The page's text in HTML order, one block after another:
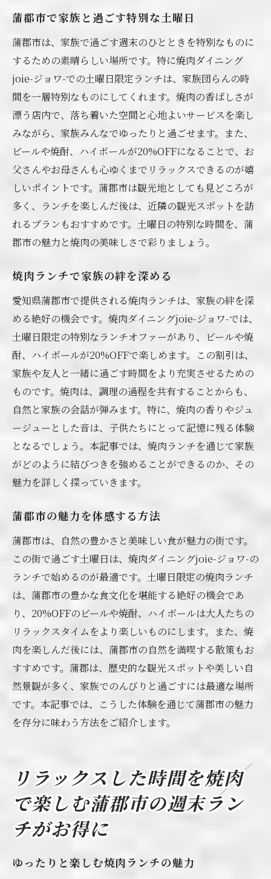
蒲郡市で家族と過ごす特別な土曜日
蒲郡市は、家族で過ごす週末のひとときを特別なものに
するための素晴らしい場所です。特に焼肉ダイニング
joie-ジョワ-での土曜日限定ランチは、家族団らんの時
間を一層特別なものにしてくれます。焼肉の香ばしさが
漂う店内で、落ち着いた空間と心地よいサービスを楽し
みながら、家族みんなでゆったりと過ごせます。また、
ビールや焼酎、ハイボールが20%OFFになることで、お
父さんやお母さんも心ゆくまでリラックスできるのが嬉
しいポイントです。蒲郡市は観光地としても見どころが
多く、ランチを楽しんだ後は、近隣の観光スポットを訪
れるプランもおすすめです。土曜日の特別な時間を、蒲
郡市の魅力と焼肉の美味しさで彩りましょう。
焼肉ランチで家族の絆を深める
愛知県蒲郡市で提供される焼肉ランチは、家族の絆を深
める絶好の機会です。焼肉ダイニングjoie-ジョワ-では、
土曜日限定の特別なランチオファーがあり、ビールや焼
酎、ハイボールが20%OFFで楽しめます。この割引は、
家族や友人と一緒に過ごす時間をより充実させるための
ものです。焼肉は、調理の過程を共有することからも、
自然と家族の会話が弾みます。特に、焼肉の香りやジュ
ージューとした音は、子供たちにとって記憶に残る体験
となるでしょう。本記事では、焼肉ランチを通じて家族
がどのように結びつきを強めることができるのか、その
魅力を詳しく探っていきます。
蒲郡市の魅力を体感する方法
蒲郡市は、自然の豊かさと美味しい食が魅力の街です。
この街で過ごす土曜日は、焼肉ダイニングjoie-ジョワ-の
ランチで始めるのが最適です。土曜日限定の焼肉ランチ
は、蒲郡市の豊かな食文化を堪能する絶好の機会であ
り、20%OFFのビールや焼酎、ハイボールは大人たちの
リラックスタイムをより楽しいものにします。また、焼
肉を楽しんだ後には、蒲郡市の自然を満喫する散策もお
すすめです。蒲郡は、歴史的な観光スポットや美しい自
然景観が多く、家族でのんびりと過ごすには最適な場所
です。本記事では、こうした体験を通じて蒲郡市の魅力
を存分に味わう方法をご紹介します。
リラックスした時間を焼肉
で楽しむ蒲郡市の週末ラン
チがお得に
ゆったりと楽しむ焼肉ランチの魅力